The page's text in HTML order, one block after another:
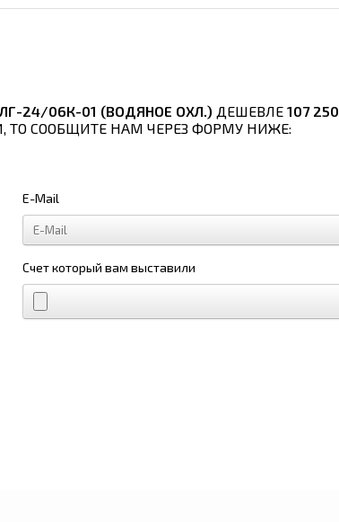
24/06К-01 (ВОДЯНОЕ ОХЛ.) ДЕШЕВЛЕ 107 250
ТО СООБЩИТЕ НАМ ЧЕРЕЗ ФОРМУ НИЖЕ:
E-Mail
Счет который вам выставили